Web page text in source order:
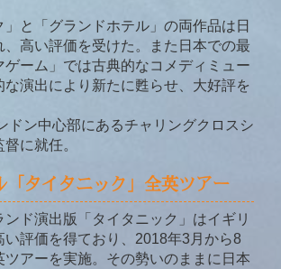
」と「グランドホテル」の両作品は日
、高い評価を受けた。また日本での最
ゲーム」では古典的なコメディミュー
な演出により新たに甦らせ、大好評を
ドン中心部にあるチャリングクロスシ
に就任。
「タイタニック」全英ツアー
ンド演出版「タイタニック」はイギリ
い評価を得ており、2018年3月から8
ツアーを実施。その勢いのままに日本